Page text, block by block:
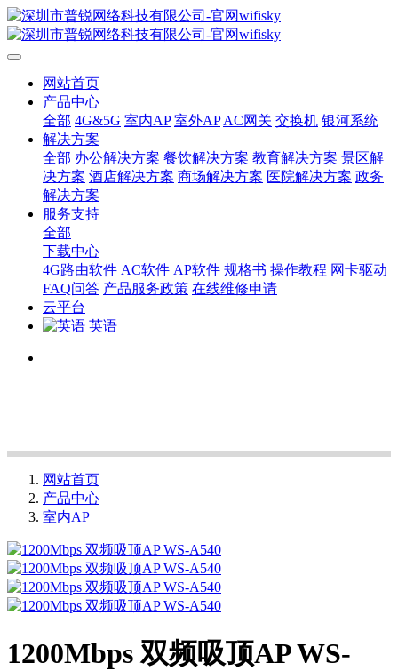
网站首页
产品中心
全部 4G&5G 室内AP 室外AP AC网关 交换机 银河系统
解决方案
全部 办公解决方案 餐饮解决方案 教育解决方案 景区解
决方案 酒店解决方案 商场解决方案 医院解决方案 政务
解决方案
服务支持
全部
下载中心
4G路由软件 AC软件 AP软件 规格书 操作教程 网卡驱动
FAQ问答 产品服务政策 在线维修申请
云平台
英语
网站首页
产品中心
室内AP
1200Mbps 双频吸顶AP WS-